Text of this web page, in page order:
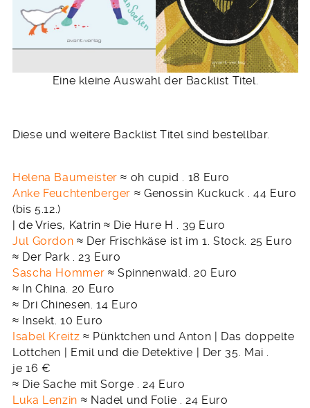
Eine kleine Auswahl der Backlist Titel.
Diese und weitere Backlist Titel sind bestellbar.
Helena Baumeister≈ oh cupid . 18 Euro
Anke Feuchtenberger ≈ Genossin Kuckuck . 44 Euro
(bis 5.12.)
| de Vries, Katrin ≈ Die Hure H . 39 Euro
Jul Gordon ≈ Der Frischkäse ist im 1. Stock. 25 Euro
≈ Der Park . 23 Euro
Sascha Hommer ≈ Spinnenwald. 20 Euro
≈ In China. 20 Euro
≈ Dri Chinesen. 14 Euro
≈ Insekt. 10 Euro
Isabel Kreitz ≈ Pünktchen und Anton | Das doppelte
Lottchen | Emil und die Detektive | Der 35. Mai .
je 16 €
≈ Die Sache mit Sorge . 24 Euro
Luka Lenzin ≈ Nadel und Folie . 24 Euro